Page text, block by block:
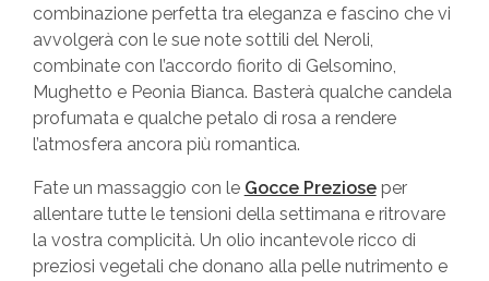
combinazione perfetta tra eleganza e fascino che vi
avvolgerà con le sue note sottili del Neroli,
combinate con l’accordo fiorito di Gelsomino,
Mughetto e Peonia Bianca. Basterà qualche candela
profumata e qualche petalo di rosa a rendere
l’atmosfera ancora più romantica.
Fate un massaggio con le Gocce Prezioseper
allentare tutte le tensioni della settimana e ritrovare
la vostra complicità. Un olio incantevole ricco di
preziosi vegetali che donano alla pelle nutrimento e